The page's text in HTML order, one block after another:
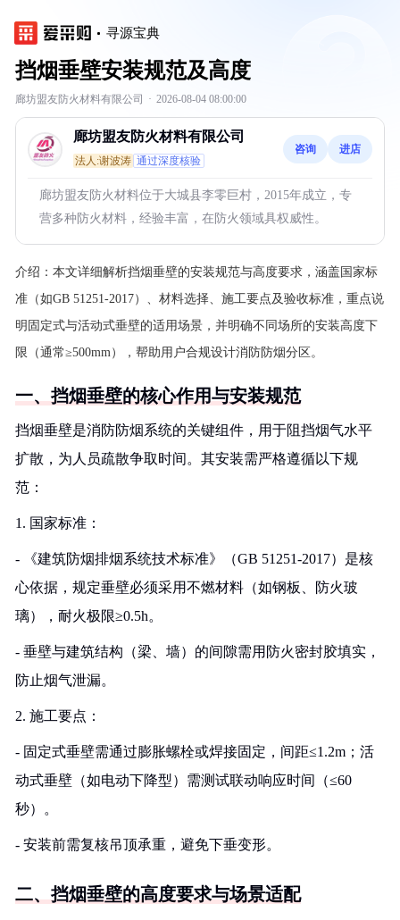
寻源宝典
挡烟垂壁安装规范及高度
廊坊盟友防火材料有限公司 · 2026-08-04 08:00:00
廊坊盟友防火材料有限公司
法人:谢波涛 通过深度核验
咨询 进店
廊坊盟友防火材料位于大城县李零巨村，2015年成立，专
营多种防火材料，经验丰富，在防火领域具权威性。
介绍： 本文详细解析挡烟垂壁的安装规范与高度要求，涵盖国家标
准（如GB 51251-2017）、材料选择、施工要点及验收标准，重点说
明固定式与活动式垂壁的适用场景，并明确不同场所的安装高度下
限（通常≥500mm），帮助用户合规设计消防防烟分区。
一、挡烟垂壁的核心作用与安装规范
挡烟垂壁是消防防烟系统的关键组件，用于阻挡烟气水平
扩散，为人员疏散争取时间。其安装需严格遵循以下规
范：
1. 国家标准：
- 《建筑防烟排烟系统技术标准》（GB 51251-2017）是核
心依据，规定垂壁必须采用不燃材料（如钢板、防火玻
璃），耐火极限≥0.5h。
- 垂壁与建筑结构（梁、墙）的间隙需用防火密封胶填实，
防止烟气泄漏。
2. 施工要点：
- 固定式垂壁需通过膨胀螺栓或焊接固定，间距≤1.2m；活
动式垂壁（如电动下降型）需测试联动响应时间（≤60
秒）。
- 安装前需复核吊顶承重，避免下垂变形。
二、挡烟垂壁的高度要求与场景适配